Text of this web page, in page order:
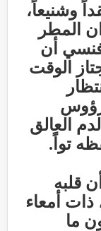
وشنيعاً،
المطر
فنسي أن
الوقت
رؤوس
العالق
تواً .
قلبه
ذات أمعاء
ما